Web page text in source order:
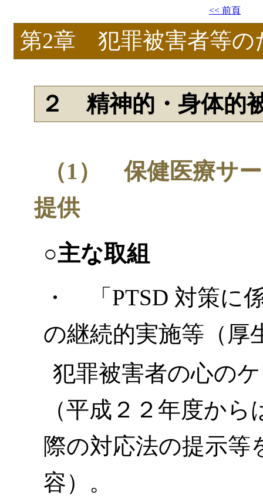
<< 前頁
第2章 犯罪被害者等の
２ 精神的・身体的
（1） 保健医療サ
提供
○主な取組
・ 「PTSD 対策に
の継続的実施等（厚
犯罪被害者の心の
（平成２２年度か
際の対応法の提示等
容）。